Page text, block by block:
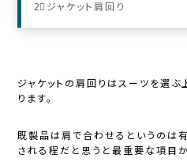
2⃣ジャケット肩回り
ジャケットの肩回りはスーツを選
ります。
既製品は肩で合わせるというのは
される程だと思うと最重要な項目か